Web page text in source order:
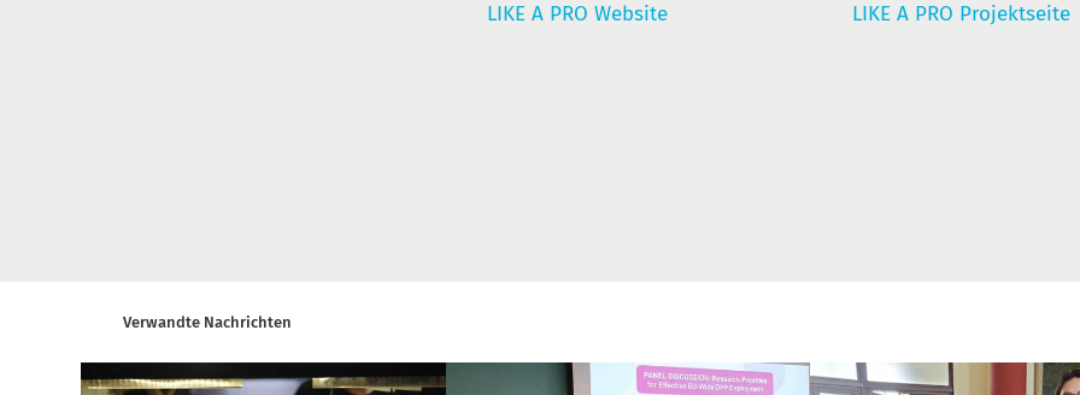
LIKE A PRO Website LIKE A PRO Projektseite
Verwandte Nachrichten